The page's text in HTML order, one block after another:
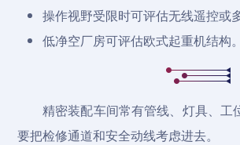
操作视野受限时可评估无线遥控或
低净空厂房可评估欧式起重机结构。
精密装配车间常有管线、灯具、
要把检修通道和安全动线考虑进去。